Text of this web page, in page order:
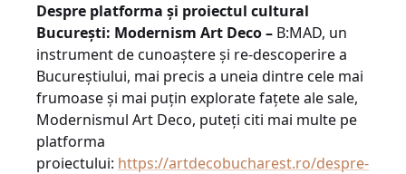
Despre platforma şi proiectul cultural
București: Modernism Art Deco – B:MAD, un
instrument de cunoaștere și re-descoperire a
Bucureștiului, mai precis a uneia dintre cele mai
frumoase și mai puțin explorate fațete ale sale,
Modernismul Art Deco, puteţi citi mai multe pe
platforma
proiectului: https://artdecobucharest.ro/despre-